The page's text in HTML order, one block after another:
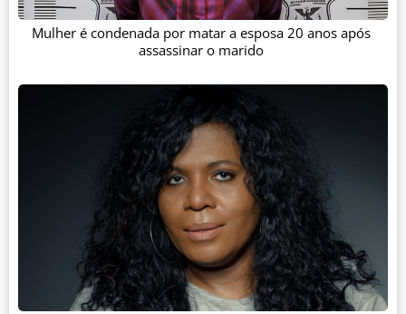
Mulher é condenada por matar a esposa 20 anos após
assassinar o marido